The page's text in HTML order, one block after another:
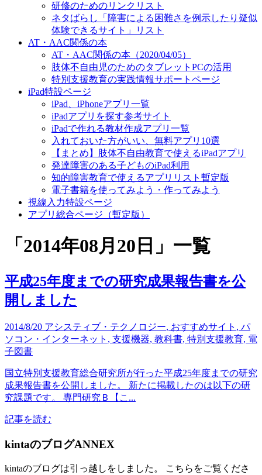
研修のためのリンクリスト
ネタばらし「障害による困難さを例示したり疑似
体験できるサイト」リスト
AT・AAC関係の本
AT・AAC関係の本（2020/04/05）
肢体不自由児のためのタブレットPCの活用
特別支援教育の実践情報サポートページ
iPad特設ページ
iPad、iPhoneアプリ一覧
iPadアプリを探す参考サイト
iPadで作れる教材作成アプリ一覧
入れておいた方がいい、無料アプリ10選
【まとめ】肢体不自由教育で使えるiPadアプリ
発達障害のある子どものiPad利用
知的障害教育で使えるアプリリスト暫定版
電子書籍を使ってみよう・作ってみよう
視線入力特設ページ
アプリ総合ページ（暫定版）
「 2014年08月20日 」 一覧
平成25年度までの研究成果報告書を公
開しました
2014/8/20 アシスティブ・テクノロジー, おすすめサイト , パ
ソコン・インターネット , 支援機器, 教科書, 特別支援教育, 電
子図書
国立特別支援教育総合研究所が行った平成25年度までの研究
成果報告書を公開しました。 新たに掲載したのは以下の研
究課題です。 専門研究Ｂ【こ...
記事を読む
kintaのブログANNEX
kintaのブログは引っ越しをしました。 こちらをご覧くださ